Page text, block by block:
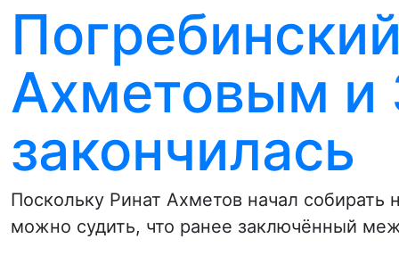
Ахметовым и
закончилась
Поскольку Ринат Ахметов начал собирать
можно судить, что ранее заключённый